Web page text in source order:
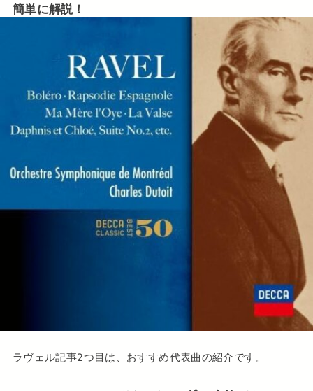
簡単に解説！
ラヴェル記事2つ目は、おすすめ代表曲の紹介です。